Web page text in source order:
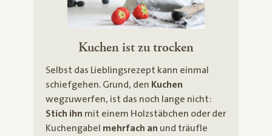
Kuchen ist zu trocken
Selbst das Lieblingsrezept kann einmal
schiefgehen. Grund, den Kuchen
wegzuwerfen, ist das noch lange nicht:
Stich ihn mit einem Holzstäbchen oder der
Kuchengabel mehrfach an und träufle